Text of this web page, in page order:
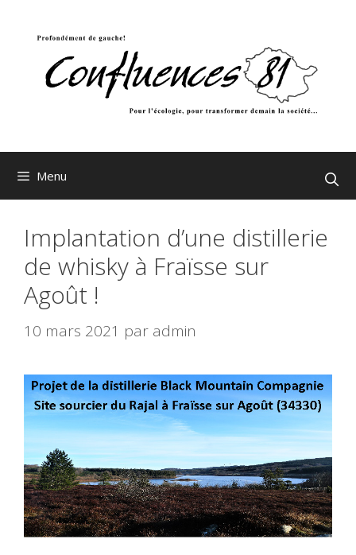
Menu
Implantation d’une distillerie
de whisky à Fraïsse sur
Agoût !
10 mars 2021 par admin